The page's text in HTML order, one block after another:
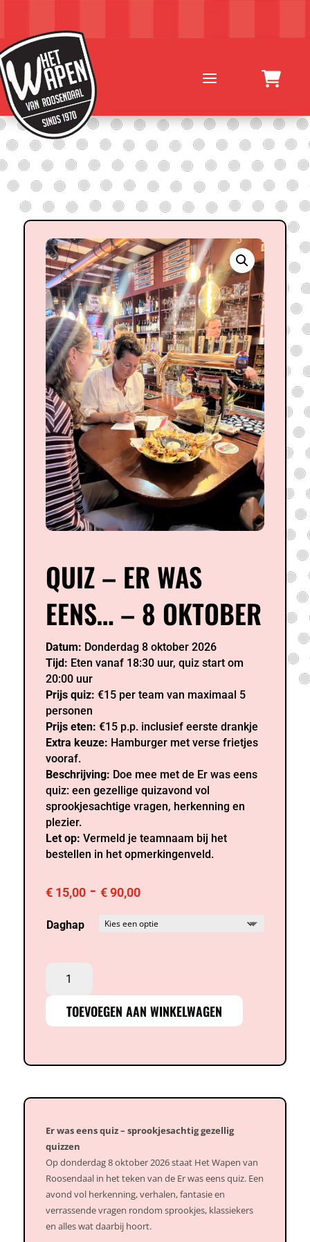
QUIZ – ER WAS
EENS… – 8 OKTOBER
Datum: Donderdag 8 oktober 2026
Tijd: Eten vanaf 18:30 uur, quiz start om
20:00 uur
Prijs quiz: €15 per team van maximaal 5
personen
Prijs eten: €15 p.p. inclusief eerste drankje
Extra keuze: Hamburger met verse frietjes
vooraf.
Beschrijving: Doe mee met de Er was eens
quiz: een gezellige quizavond vol
sprookjesachtige vragen, herkenning en
plezier.
Let op: Vermeld je teamnaam bij het
bestellen in het opmerkingenveld.
€15,00 - €90,00Prijsklasse:
tot
Daghap
Er
8
aantal
TOEVOEGEN AAN WINKELWAGEN
Er was eens quiz – sprookjesachtig gezellig
quizzen
Op donderdag 8 oktober 2026 staat Het Wapen van
Roosendaal in het teken van de Er was eens quiz. Een
avond vol herkenning, verhalen, fantasie en
verrassende vragen rondom sprookjes, klassiekers
en alles wat daarbij hoort.